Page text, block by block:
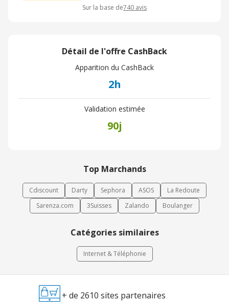
Sur la base de740 avis
Détail de l'offre CashBack
Apparition du CashBack
2h
Validation estimée
90j
Top Marchands
Cdiscount Darty Sephora ASOS
La Redoute
Sarenza.com
3Suisses Zalando Boulanger
Catégories similaires
Internet & Téléphonie
+ de 2610 sites partenaires